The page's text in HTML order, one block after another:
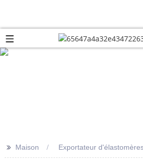
>> Maison Exportateur